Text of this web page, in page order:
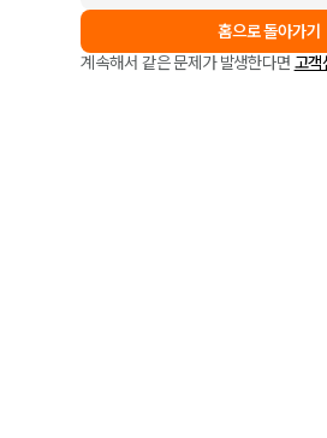
홈으로 돌아가기
계속해서 같은 문제가 발생한다면 고객